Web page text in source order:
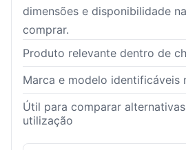
dimensões e disponibilidade
comprar.
Produto relevante dentro de
Marca e modelo identificáveis
Útil para comparar
utilização